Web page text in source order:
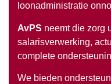
loonadministratie
AvPS neemt die zorg
salarisverwerking,
complete
We bieden